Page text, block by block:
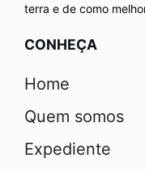
terra e de como
CONHEÇA
Home
Quem somos
Expediente